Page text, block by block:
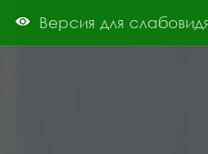
Версия для